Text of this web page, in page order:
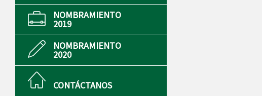
NOMBRAMIENTO
2019
NOMBRAMIENTO
2020
CONTÁCTANOS